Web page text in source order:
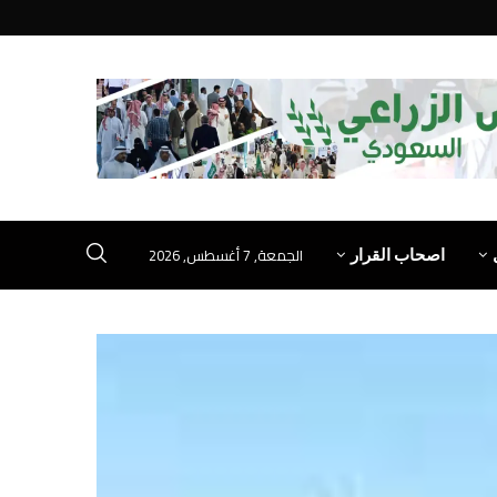
اصحاب القرار الجمعة, 7 أغسطس, 2026